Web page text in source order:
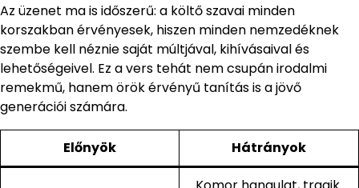
Az üzenet ma is időszerű: a költő szavai minden
korszakban érvényesek, hiszen minden nemzedéknek
szembe kell néznie saját múltjával, kihívásaival és
lehetőségeivel. Ez a vers tehát nem csupán irodalmi
remekmű, hanem örök érvényű tanítás is a jövő
generációi számára.
Előnyök Hátrányok